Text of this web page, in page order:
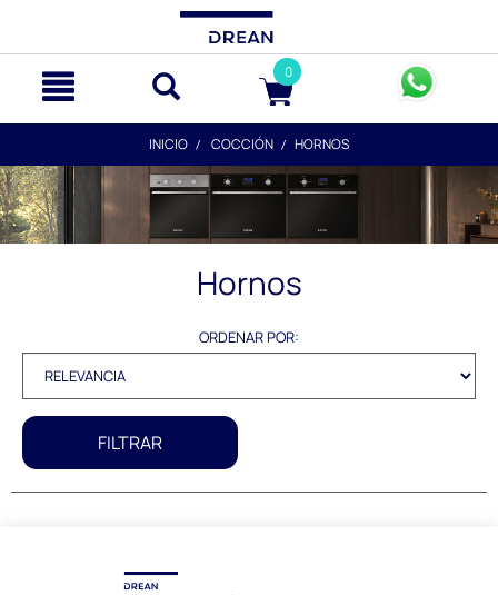
0
INICIO COCCIÓN HORNOS
Hornos
ORDENAR POR:
FILTRAR